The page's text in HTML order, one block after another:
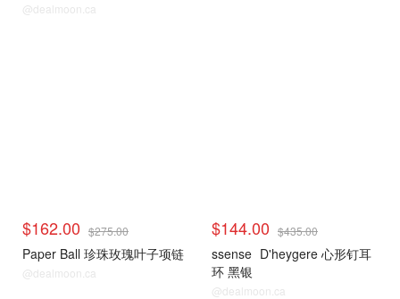
@dealmoon.ca
$162.00 $275.00
Paper Ball 珍珠玫瑰叶子项链
@dealmoon.ca
$144.00 $435.00
ssense D'heygere 心形钉耳
环 黑银
@dealmoon.ca